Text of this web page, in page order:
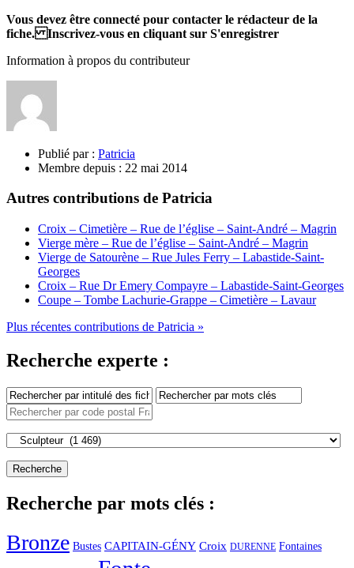
Vous devez être connecté pour contacter le rédacteur de la
fiche. Inscrivez-vous en cliquant sur S'enregistrer
Information à propos du contributeur
Publié par : Patricia
Membre depuis : 22 mai 2014
Autres contributions de Patricia
Croix – Cimetière – Rue de l’église – Saint-André – Magrin
Vierge mère – Rue de l’église – Saint-André – Magrin
Vierge de Satourène – Rue Jules Ferry – Labastide-Saint-
Georges
Croix – Rue Dr Emery Compayre – Labastide-Saint-Georges
Coupe – Tombe Lachurie-Grappe – Cimetière – Lavaur
Plus récentes contributions de Patricia »
Recherche experte :
Recherche par mots clés :
Bronze Bustes CAPITAIN-GÉNY Croix DURENNE Fontaines